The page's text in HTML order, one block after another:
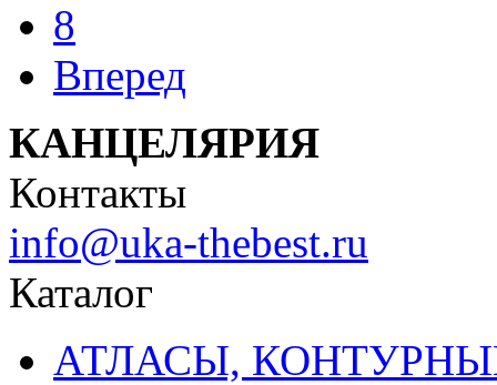
8
Вперед
КАНЦЕЛЯРИЯ
Контакты
info@uka-thebest.ru
Каталог
АТЛАСЫ,